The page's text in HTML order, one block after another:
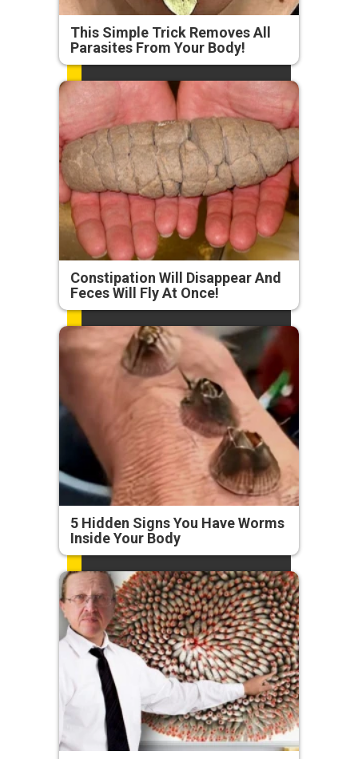
This Simple Trick Removes All
Parasites From Your Body!
Constipation Will Disappear And
Feces Will Fly At Once!
5 Hidden Signs You Have Worms
Inside Your Body